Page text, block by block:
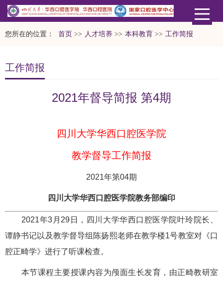
您所在的位置： 首页 >> 人才培养 >> 本科教育 >> 工作简报
工作简报
2021年督导简报 第4期
四川大学华西口腔医学院
教学督导工作简报
2021年第04期
四川大学华西口腔医学院教务部编印
2021年3月29日，四川大学华西口腔医学院叶玲院长、
谭静书记以及教学督导组陈扬熙老师在教学楼1号教室对《口
腔正畸学》进行了听课检查。
本节课程主要授课内容为颅面生长发育，由正畸教研室